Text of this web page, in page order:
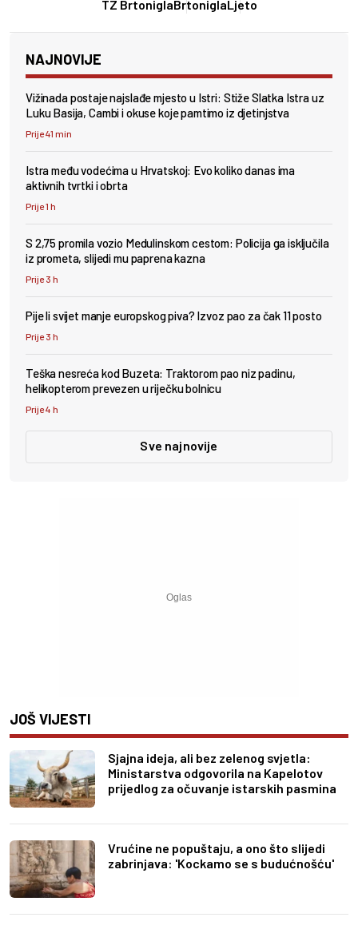
TZ BrtoniglaBrtoniglaLjeto
NAJNOVIJE
Vižinada postaje najslađe mjesto u Istri: Stiže Slatka Istra uz
Luku Basija, Cambi i okuse koje pamtimo iz djetinjstva
Prije 41 min
Istra među vodećima u Hrvatskoj: Evo koliko danas ima
aktivnih tvrtki i obrta
Prije 1 h
S 2,75 promila vozio Medulinskom cestom: Policija ga isključila
iz prometa, slijedi mu paprena kazna
Prije 3 h
Pije li svijet manje europskog piva? Izvoz pao za čak 11 posto
Prije 3 h
Teška nesreća kod Buzeta: Traktorom pao niz padinu,
helikopterom prevezen u riječku bolnicu
Prije 4 h
Sve najnovije
JOŠ VIJESTI
Sjajna ideja, ali bez zelenog svjetla:
Ministarstva odgovorila na Kapelotov
prijedlog za očuvanje istarskih pasmina
Vrućine ne popuštaju, a ono što slijedi
zabrinjava: 'Kockamo se s budućnošću'